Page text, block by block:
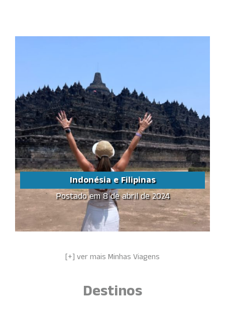
Indonésia e Filipinas
Postado em 8 de abril de 2024
Indonésia e Filipinas
Share this...
[+] ver mais Minhas Viagens
Destinos